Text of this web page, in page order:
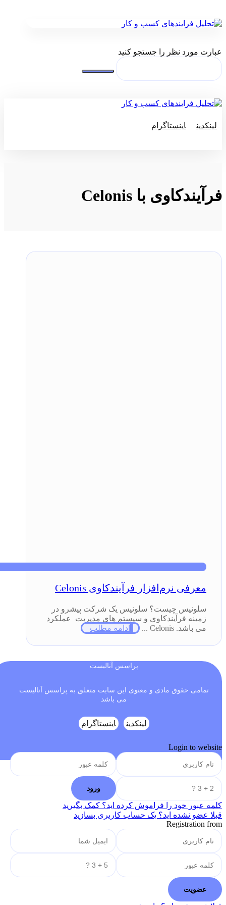
عبارت مورد نظر را جستجو کنید
لینکدین
اینستاگرام
فرآیندکاوی با Celonis
معرفی نرم‌افزار فرآیندکاوی Celonis
سلونیس چیست؟ سلونیس یک شرکت پیشرو در
زمینه فرآیندکاوی و سیستم های مدیریت عملکرد
می باشد. Celonis ...
ادامه مطلب
پراسس آنالیست
تمامی حقوق مادی و معنوی این سایت متعلق به پراسس آنالیست
می باشد
لینکدین اینستاگرام
Login to website
کلمه عبور خود را فراموش کرده اید؟ کمک بگیرید
قبلا عضو نشده اید؟ یک حساب کاربری بسازید
Registration from